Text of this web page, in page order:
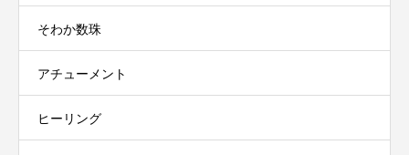
そわか数珠
アチューメント
ヒーリング